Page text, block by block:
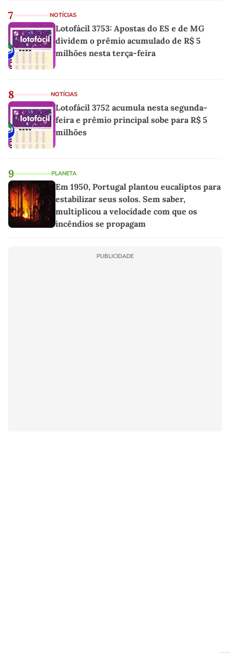
7 NOTÍCIAS
Lotofácil 3753: Apostas do ES e de MG
dividem o prêmio acumulado de R$ 5
milhões nesta terça-feira
8 NOTÍCIAS
Lotofácil 3752 acumula nesta segunda-
feira e prêmio principal sobe para R$ 5
milhões
9 PLANETA
Em 1950, Portugal plantou eucaliptos para
estabilizar seus solos. Sem saber,
multiplicou a velocidade com que os
incêndios se propagam
PUBLICIDADE